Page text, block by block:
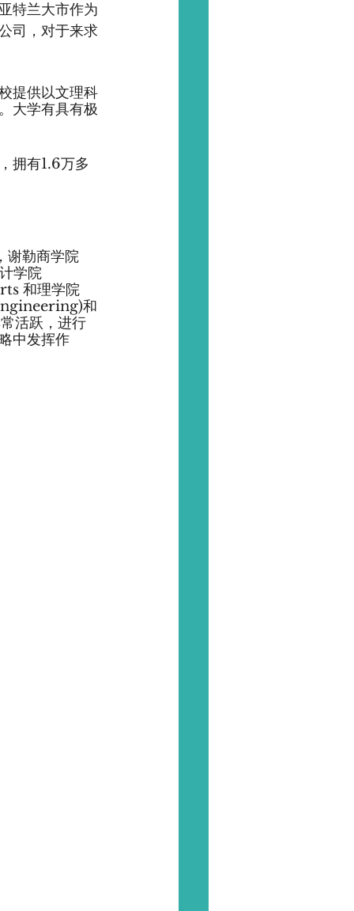
特兰大市作为
司，对于来求
提供以文理科
大学有具有极
拥有1.6万多
谢勒商学院
学院
和理学院
和
活跃，进行
中发挥作